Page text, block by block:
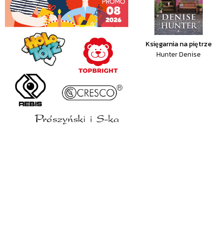
Księgarnia na piętrze
Hunter Denise